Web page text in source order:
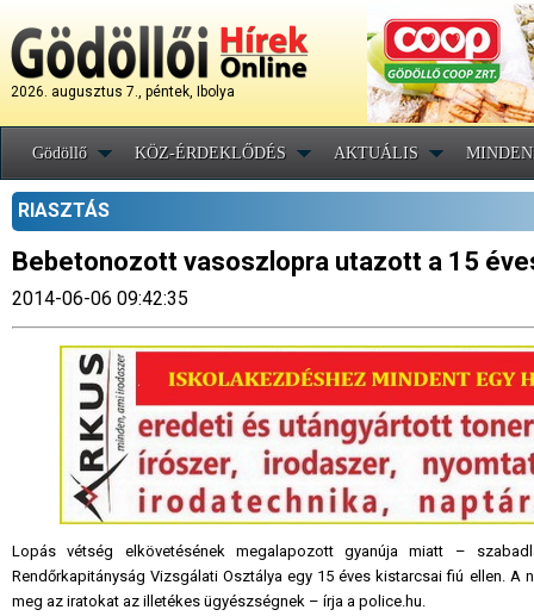
2026. augusztus 7., péntek, Ibolya
Gödöllő KÖZ-ÉRDEKLŐDÉS AKTUÁLIS
RIASZTÁS
Bebetonozott vasoszlopra utazott a 15
2014-06-06 09:42:35
Lopás vétség elkövetésének megalapozott gyanúja miatt –
Rendőrkapitányság Vizsgálati Osztálya egy 15 éves kistarcsai fiú ellen.
meg az iratokat az illetékes ügyészségnek – írja a police.hu.